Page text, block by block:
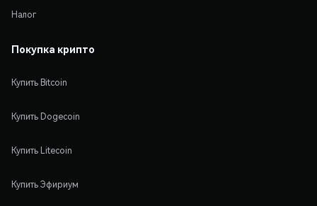
Налог
Покупка крипто
Купить Bitcoin
Купить Dogecoin
Купить Litecoin
Купить Эфириум